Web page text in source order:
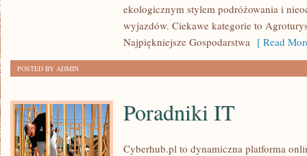
ekologicznym stylem podróżowania i
wyjazdów. Ciekawe kategorie to
Najpiękniejsze Gospodarstwa [ Read
POSTED BY ADMIN
Poradniki IT
Cyberhub.pl to dynamiczna platforma